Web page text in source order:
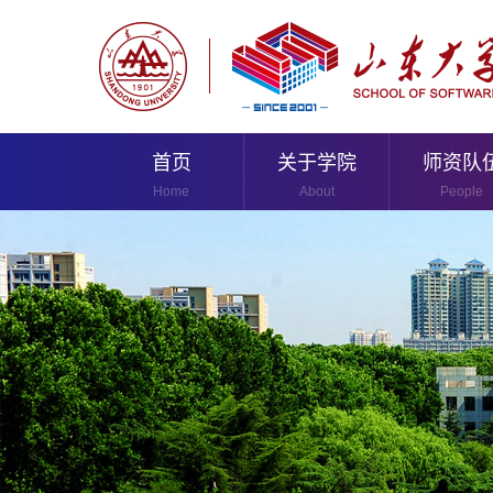
首页
Home
关于学院
About
师资队
People